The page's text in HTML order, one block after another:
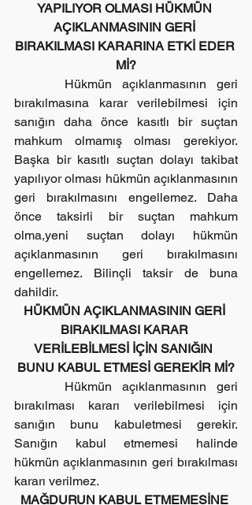
YAPILIYOR OLMASI HÜKMÜN
AÇIKLANMASININ GERİ
BIRAKILMASI KARARINA ETKİ EDER
Mİ?
bırakılmasına karar verilebilmesi için
sanığın daha önce kasıtlı bir suçtan
mahkum olmamış olması gerekiyor.
Başka bir kasıtlı suçtan dolayı takibat
yapılıyor olması hükmün açıklanmasının
geri bırakılmasını engellemez. Daha
önce taksirli bir suçtan mahkum
olma,yeni suçtan dolayı hükmün
açıklanmasının geri bırakılmasını
engellemez. Bilinçli taksir de buna
dahildir.
HÜKMÜN AÇIKLANMASININ GERİ
BIRAKILMASI KARAR
VERİLEBİLMESİ İÇİN SANIĞIN
BUNU KABUL ETMESİ GEREKİR Mİ?
bırakılması kararı verilebilmesi için
sanığın bunu kabuletmesi gerekir.
Sanığın kabul etmemesi halinde
hükmün açıklanmasının geri bırakılması
kararı verilmez.
MAĞDURUN KABUL ETMEMESİNE